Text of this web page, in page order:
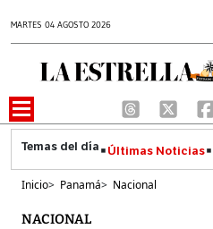
MARTES 04 AGOSTO 2026
Últimas Noticias
Inicio> Panamá> Nacional
NACIONAL